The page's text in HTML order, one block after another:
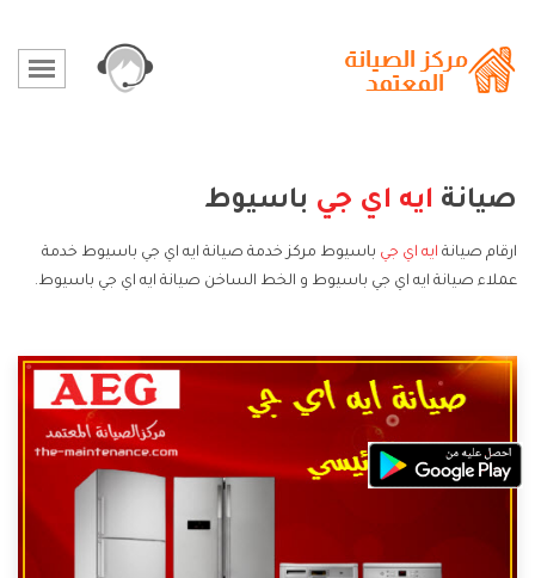
صيانة ايه اي جي باسيوط
ارقام صيانة ايه اي جي باسيوط مركز خدمة صيانة ايه اي جي باسيوط خدمة
عملاء صيانة ايه اي جي باسيوط و الخط الساخن صيانة ايه اي جي باسيوط.